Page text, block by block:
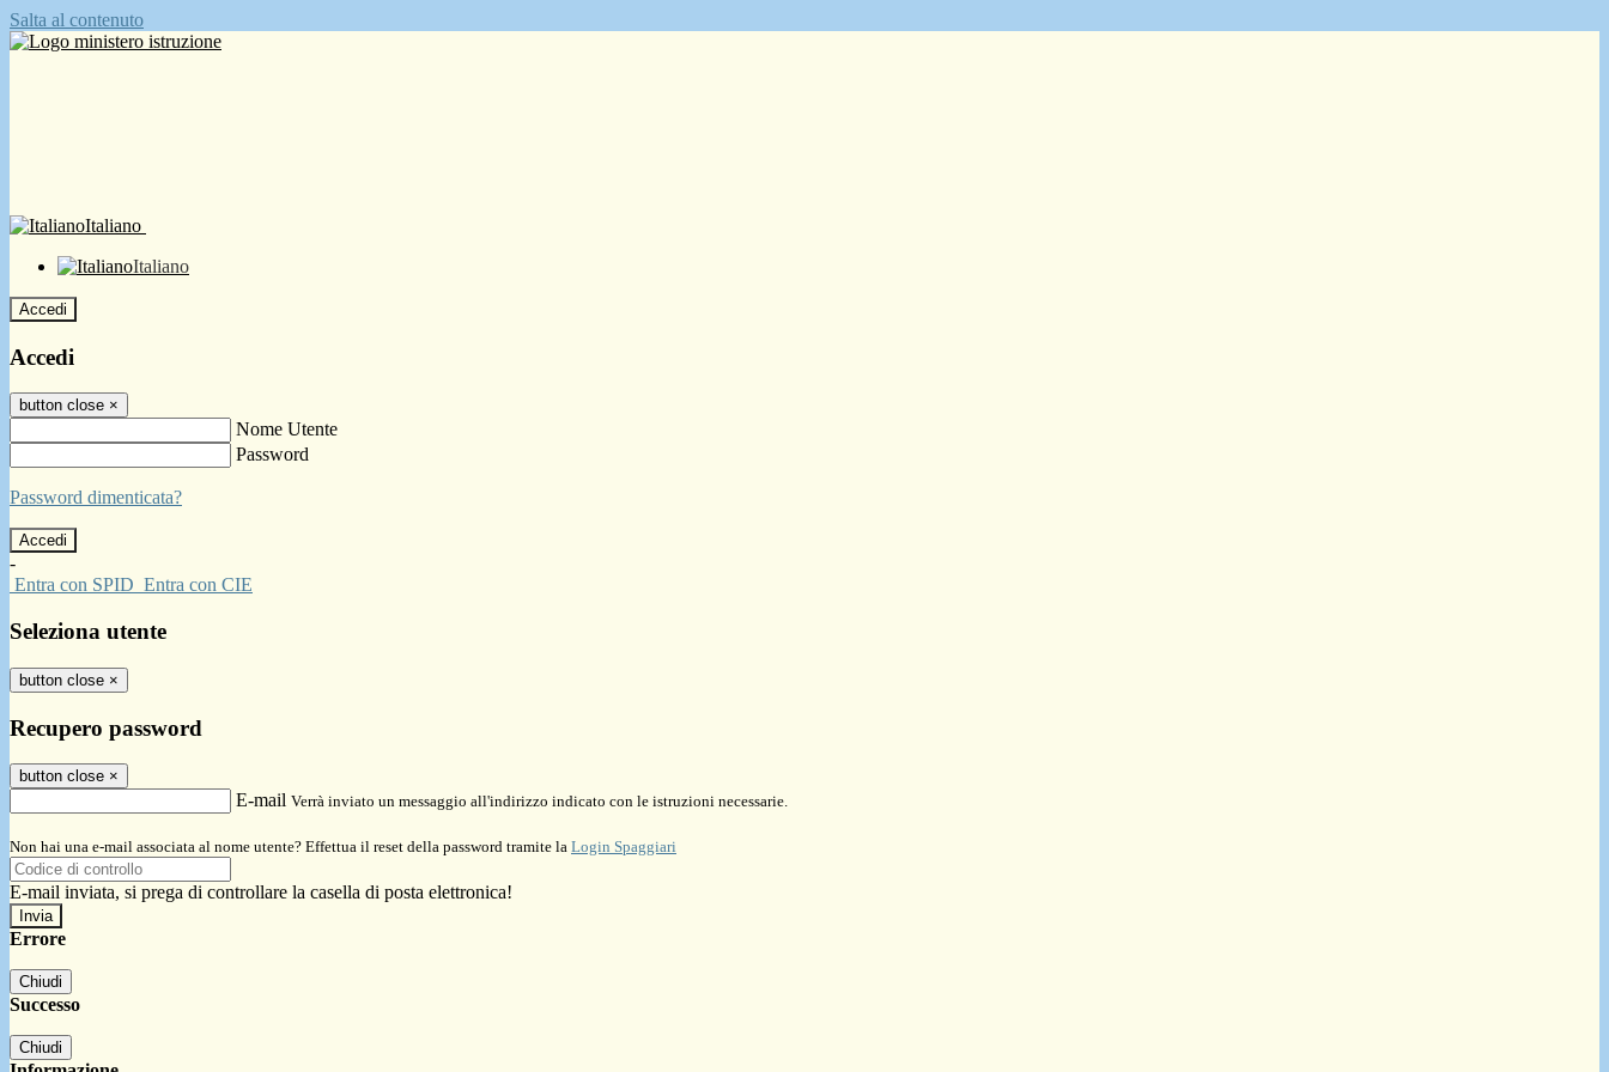
Salta al contenuto
Italiano
Italiano
Accedi
Accedi
button close ×
Nome Utente
Password
Password dimenticata?
-
Entra con SPID Entra con CIE
Seleziona utente
button close ×
Recupero password
button close ×
E-mail Verrà inviato un messaggio all'indirizzo indicato con le istruzioni necessarie.
Non hai una e-mail associata al nome utente? Effettua il reset della password tramite la Login Spaggiari
E-mail inviata, si prega di controllare la casella di posta elettronica!
Errore
Chiudi
Successo
Chiudi